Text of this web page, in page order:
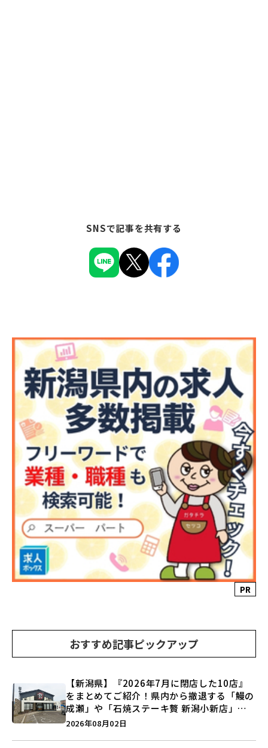
SNSで記事を共有する
PR
おすすめ記事ピックアップ
【新潟県】『2026年7月に閉店した10店』
をまとめてご紹介！県内から撤退する「鰻の
成瀬」や「石焼ステーキ贅 新潟小新店」が
営業に幕…。
2026年08月02日